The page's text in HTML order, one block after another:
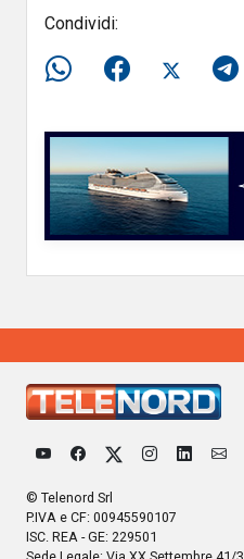
Condividi:
© Telenord Srl
P.IVA e CF: 00945590107
ISC. REA - GE: 229501